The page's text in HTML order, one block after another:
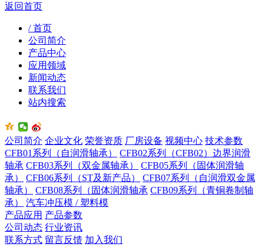
返回首页
/ 首页
公司简介
产品中心
应用领域
新闻动态
联系我们
站内搜索
公司简介 企业文化 荣誉资质 厂房设备 视频中心 技术参数
CFB01系列（自润滑轴承）
CFB02系列（CFB02）边界润滑
轴承 CFB03系列（双金属轴承）
CFB05系列（固体润滑轴
承）
CFB06系列（ST及新产品）
CFB07系列（自润滑双金属
轴承）
CFB08系列（固体润滑轴承 CFB09系列（青铜卷制轴
承）
汽车冲压模 / 塑料模
产品应用 产品参数
公司动态 行业资讯
联系方式 留言反馈 加入我们